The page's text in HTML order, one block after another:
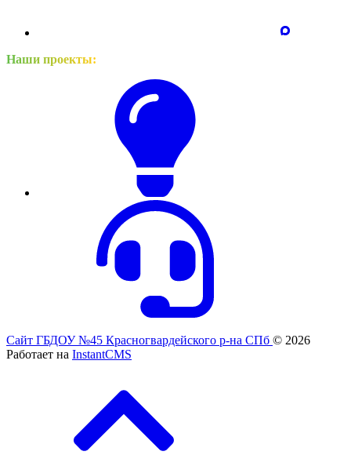
Наши проекты:
Сайт ГБДОУ №45 Красногвардейского р-на СПб © 2026
Работает на InstantCMS